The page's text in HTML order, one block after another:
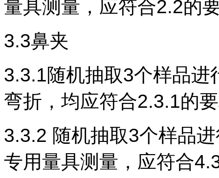
量具测量，应符合2.2的
3.3鼻夹
3.3.1随机抽取3个样品进
弯折，均应符合2.3.1的
3.3.2 随机抽取3个样品
专用量具测量，应符合